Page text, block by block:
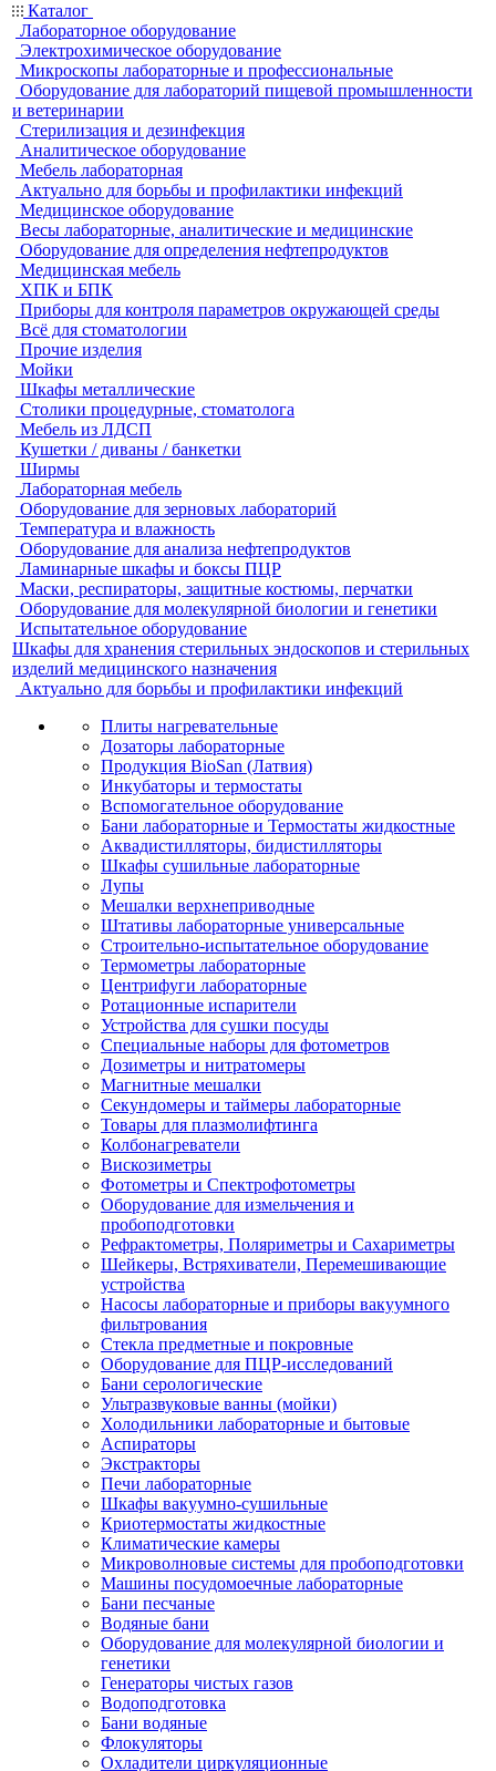
Каталог
Лабораторное оборудование
Электрохимическое оборудование
Микроскопы лабораторные и профессиональные
Оборудование для лабораторий пищевой промышленности
и ветеринарии
Стерилизация и дезинфекция
Аналитическое оборудование
Мебель лабораторная
Актуально для борьбы и профилактики инфекций
Медицинское оборудование
Весы лабораторные, аналитические и медицинские
Оборудование для определения нефтепродуктов
Медицинская мебель
ХПК и БПК
Приборы для контроля параметров окружающей среды
Всё для стоматологии
Прочие изделия
Мойки
Шкафы металлические
Столики процедурные, стоматолога
Мебель из ЛДСП
Кушетки / диваны / банкетки
Ширмы
Лабораторная мебель
Оборудование для зерновых лабораторий
Температура и влажность
Оборудование для анализа нефтепродуктов
Ламинарные шкафы и боксы ПЦР
Маски, респираторы, защитные костюмы, перчатки
Оборудование для молекулярной биологии и генетики
Испытательное оборудование
Шкафы для хранения стерильных эндоскопов и стерильных
изделий медицинского назначения
Актуально для борьбы и профилактики инфекций
Плиты нагревательные
Дозаторы лабораторные
Продукция BioSan (Латвия)
Инкубаторы и термостаты
Вспомогательное оборудование
Бани лабораторные и Термостаты жидкостные
Аквадистилляторы, бидистилляторы
Шкафы сушильные лабораторные
Лупы
Мешалки верхнеприводные
Штативы лабораторные универсальные
Строительно-испытательное оборудование
Термометры лабораторные
Центрифуги лабораторные
Ротационные испарители
Устройства для сушки посуды
Специальные наборы для фотометров
Дозиметры и нитратомеры
Магнитные мешалки
Секундомеры и таймеры лабораторные
Товары для плазмолифтинга
Колбонагреватели
Вискозиметры
Фотометры и Спектрофотометры
Оборудование для измельчения и
пробоподготовки
Рефрактометры, Поляриметры и Сахариметры
Шейкеры, Встряхиватели, Перемешивающие
устройства
Насосы лабораторные и приборы вакуумного
фильтрования
Стекла предметные и покровные
Оборудование для ПЦР-исследований
Бани серологические
Ультразвуковые ванны (мойки)
Холодильники лабораторные и бытовые
Аспираторы
Экстракторы
Печи лабораторные
Шкафы вакуумно-сушильные
Криотермостаты жидкостные
Климатические камеры
Микроволновые системы для пробоподготовки
Машины посудомоечные лабораторные
Бани песчаные
Водяные бани
Оборудование для молекулярной биологии и
генетики
Генераторы чистых газов
Водоподготовка
Бани водяные
Флокуляторы
Охладители циркуляционные